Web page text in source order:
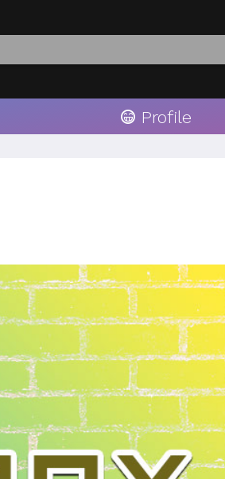
Profile